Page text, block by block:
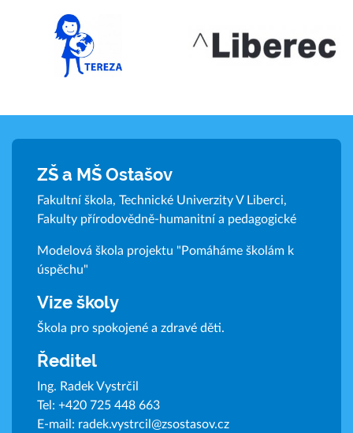
ZŠ a MŠ Ostašov
Fakultní škola, Technické Univerzity V Liberci,
Fakulty přírodovědně-humanitní a pedagogické
Modelová škola projektu "Pomáháme školám k
úspěchu"
Vize školy
Škola pro spokojené a zdravé děti.
Ředitel
Ing. Radek Vystrčil
Tel: +420 725 448 663
E-mail: radek.vystrcil@zsostasov.cz